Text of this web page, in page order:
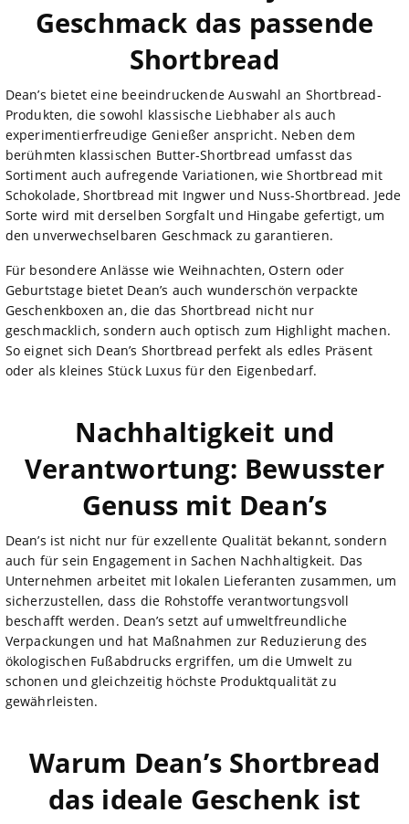
Geschmack das passende
Shortbread
Dean’s bietet eine beeindruckende Auswahl an Shortbread-
Produkten, die sowohl klassische Liebhaber als auch
experimentierfreudige Genießer anspricht. Neben dem
berühmten klassischen Butter-Shortbread umfasst das
Sortiment auch aufregende Variationen, wie Shortbread mit
Schokolade, Shortbread mit Ingwer und Nuss-Shortbread. Jede
Sorte wird mit derselben Sorgfalt und Hingabe gefertigt, um
den unverwechselbaren Geschmack zu garantieren.
Für besondere Anlässe wie Weihnachten, Ostern oder
Geburtstage bietet Dean’s auch wunderschön verpackte
Geschenkboxen an, die das Shortbread nicht nur
geschmacklich, sondern auch optisch zum Highlight machen.
So eignet sich Dean’s Shortbread perfekt als edles Präsent
oder als kleines Stück Luxus für den Eigenbedarf.
Nachhaltigkeit und
Verantwortung: Bewusster
Genuss mit Dean’s
Dean’s ist nicht nur für exzellente Qualität bekannt, sondern
auch für sein Engagement in Sachen Nachhaltigkeit. Das
Unternehmen arbeitet mit lokalen Lieferanten zusammen, um
sicherzustellen, dass die Rohstoffe verantwortungsvoll
beschafft werden. Dean’s setzt auf umweltfreundliche
Verpackungen und hat Maßnahmen zur Reduzierung des
ökologischen Fußabdrucks ergriffen, um die Umwelt zu
schonen und gleichzeitig höchste Produktqualität zu
gewährleisten.
Warum Dean’s Shortbread
das ideale Geschenk ist